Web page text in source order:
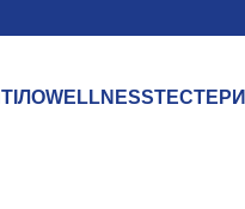
ТІЛОWELLNESSТЕСТЕРИ